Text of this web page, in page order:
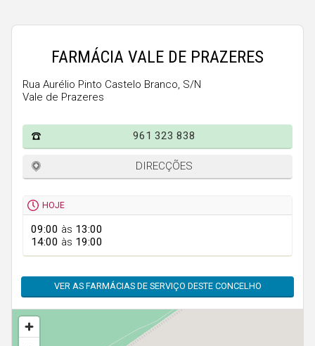
Bragança
Castelo Branco
Évora
Faro
Guarda
Leiria
Lisboa
Portalegre
Santarém
Setúbal
Viana do Castelo
FARMÁCIA VALE DE PRAZERES
Rua Aurélio Pinto Castelo Branco, S/N
Vale de Prazeres
961 323 838
DIRECÇÕES
HOJE
09:00 às 13:00
14:00 às 19:00
VER AS FARMÁCIAS DE SERVIÇO DESTE CONCELHO